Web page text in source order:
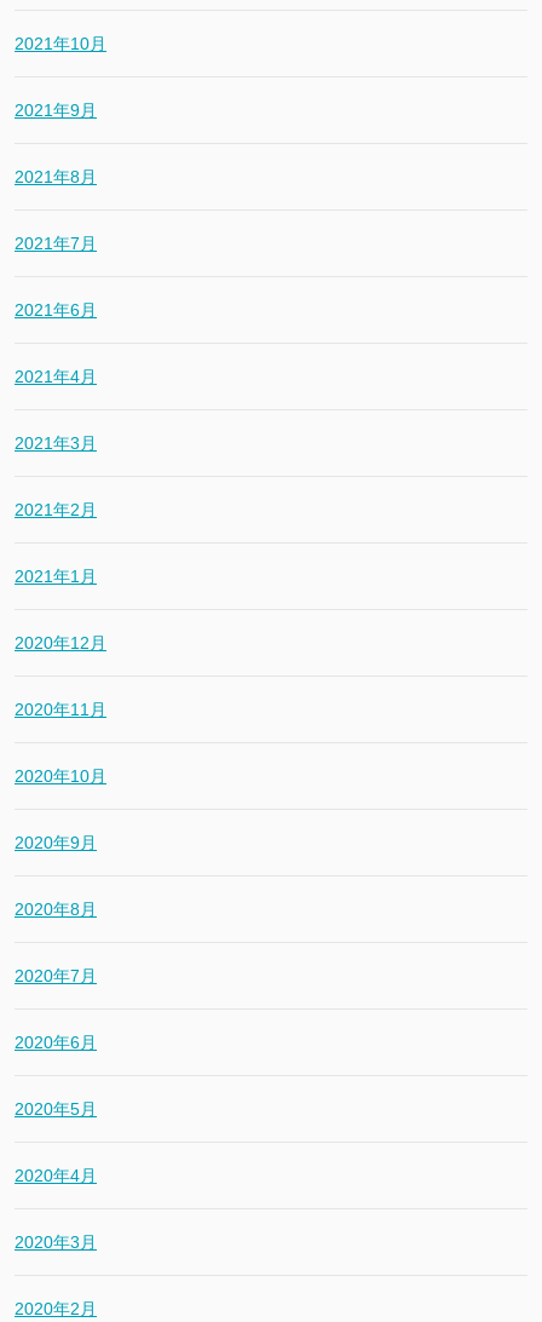
2021年10月
2021年9月
2021年8月
2021年7月
2021年6月
2021年4月
2021年3月
2021年2月
2021年1月
2020年12月
2020年11月
2020年10月
2020年9月
2020年8月
2020年7月
2020年6月
2020年5月
2020年4月
2020年3月
2020年2月